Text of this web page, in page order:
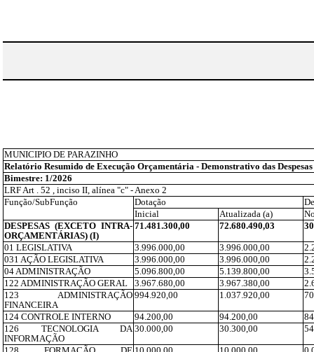
MUNICIPIO DE PARAZINHO
Relatório Resumido de Execução Orçamentária - Demonstrativo das
Bimestre: 1/2026
LRF Art . 52 , inciso II, alínea "c" - Anexo 2
Função/SubFunção
Dotação
Inicial
Atualizada (a)
DESPESAS (EXCETO INTRA-
ORÇAMENTÁRIAS) (I)
71.481.300,00 72.680.490,03
01 LEGISLATIVA 3.996.000,00 3.996.000,00
031 AÇÃO LEGISLATIVA
3.996.000,00 3.996.000,00
04 ADMINISTRAÇÃO
5.096.800,00 5.139.800,00
122 ADMINISTRAÇÃO GERAL
3.967.680,00 3.967.380,00
123 ADMINISTRAÇÃO
FINANCEIRA
994.920,00 1.037.920,00
124 CONTROLE INTERNO 94.200,00 94.200,00
126 TECNOLOGIA DA
INFORMAÇÃO
30.000,00 30.300,00